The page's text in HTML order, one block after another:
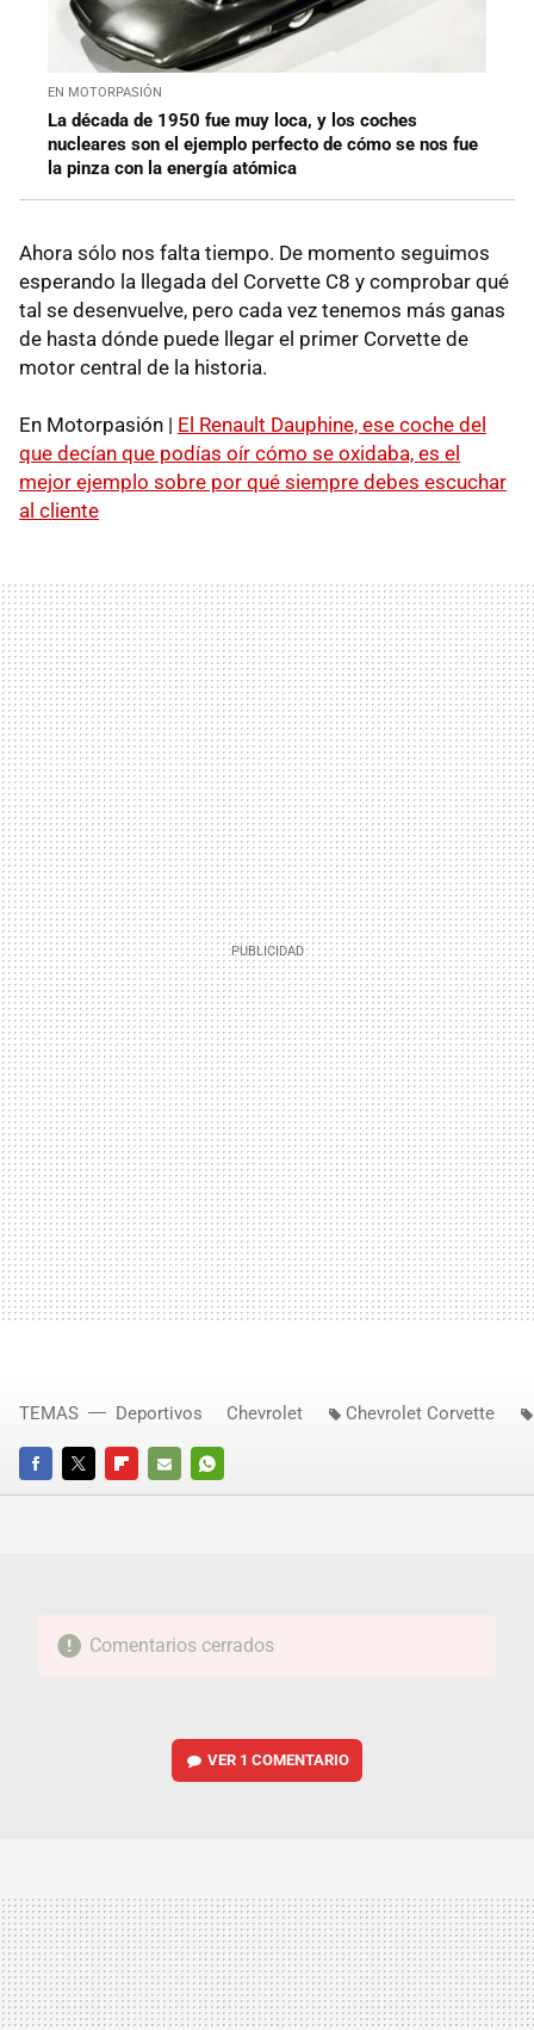
EN MOTORPASIÓN
La década de 1950 fue muy loca, y los coches
nucleares son el ejemplo perfecto de cómo se nos fue
la pinza con la energía atómica
Ahora sólo nos falta tiempo. De momento seguimos
esperando la llegada del Corvette C8 y comprobar qué
tal se desenvuelve, pero cada vez tenemos más ganas
de hasta dónde puede llegar el primer Corvette de
motor central de la historia.
En Motorpasión | El Renault Dauphine, ese coche del
que decían que podías oír cómo se oxidaba, es el
mejor ejemplo sobre por qué siempre debes escuchar
al cliente
FACEBOOKTWITTERFLIPBOARD
E-
WHATSAPP
TEMAS Deportivos Chevrolet Chevrolet Corvette
Comentarios cerrados
VER 1 COMENTARIO